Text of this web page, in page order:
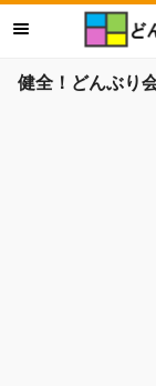
健全！どんぶり